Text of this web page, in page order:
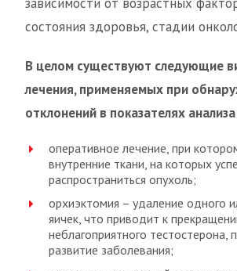
состояния здоровья, стадии
В целом существуют следующие
лечения, применяемых при
отклонений в показателях
оперативное лечение, при
внутренние ткани, на которых
распространиться опухоль;
орхиэктомия – удаление одного
яичек, что приводит к
неблагоприятного тестостерона,
развитие заболевания;